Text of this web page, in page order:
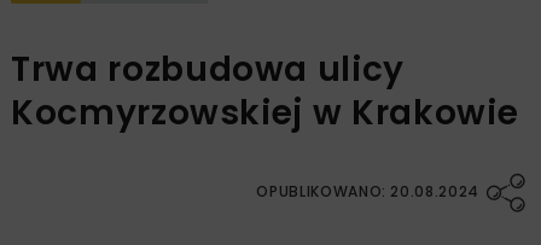
Trwa rozbudowa ulicy
Kocmyrzowskiej w Krakowie
OPUBLIKOWANO: 20.08.2024